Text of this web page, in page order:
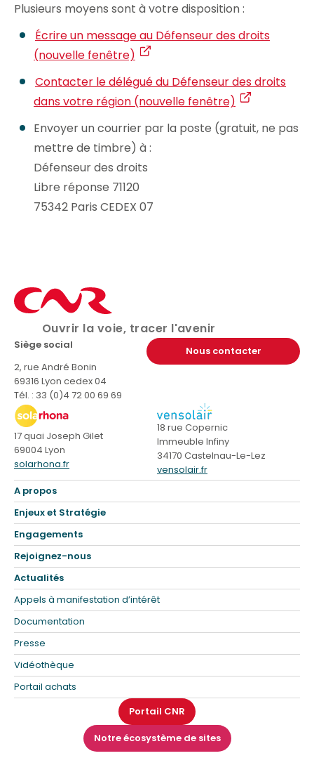
Plusieurs moyens sont à votre disposition :
Écrire un message au Défenseur des droits
(nouvelle fenêtre)
Contacter le délégué du Défenseur des droits
dans votre région (nouvelle fenêtre)
Envoyer un courrier par la poste (gratuit, ne pas
mettre de timbre) à :
Défenseur des droits
Libre réponse 71120
75342 Paris CEDEX 07
Ouvrir la voie, tracer l'avenir
Siège social
2, rue André Bonin
69316 Lyon cedex 04
Tél. : 33 (0)4 72 00 69 69
Nous contacter
17 quai Joseph Gilet
69004 Lyon
solarhona.fr
18 rue Copernic
Immeuble Infiny
34170 Castelnau-Le-Lez
vensolair.fr
A propos
Enjeux et Stratégie
Engagements
Rejoignez-nous
Actualités
Appels à manifestation d’intérêt
Documentation
Presse
Vidéothèque
Portail achats
Portail CNR
Notre écosystème de sites